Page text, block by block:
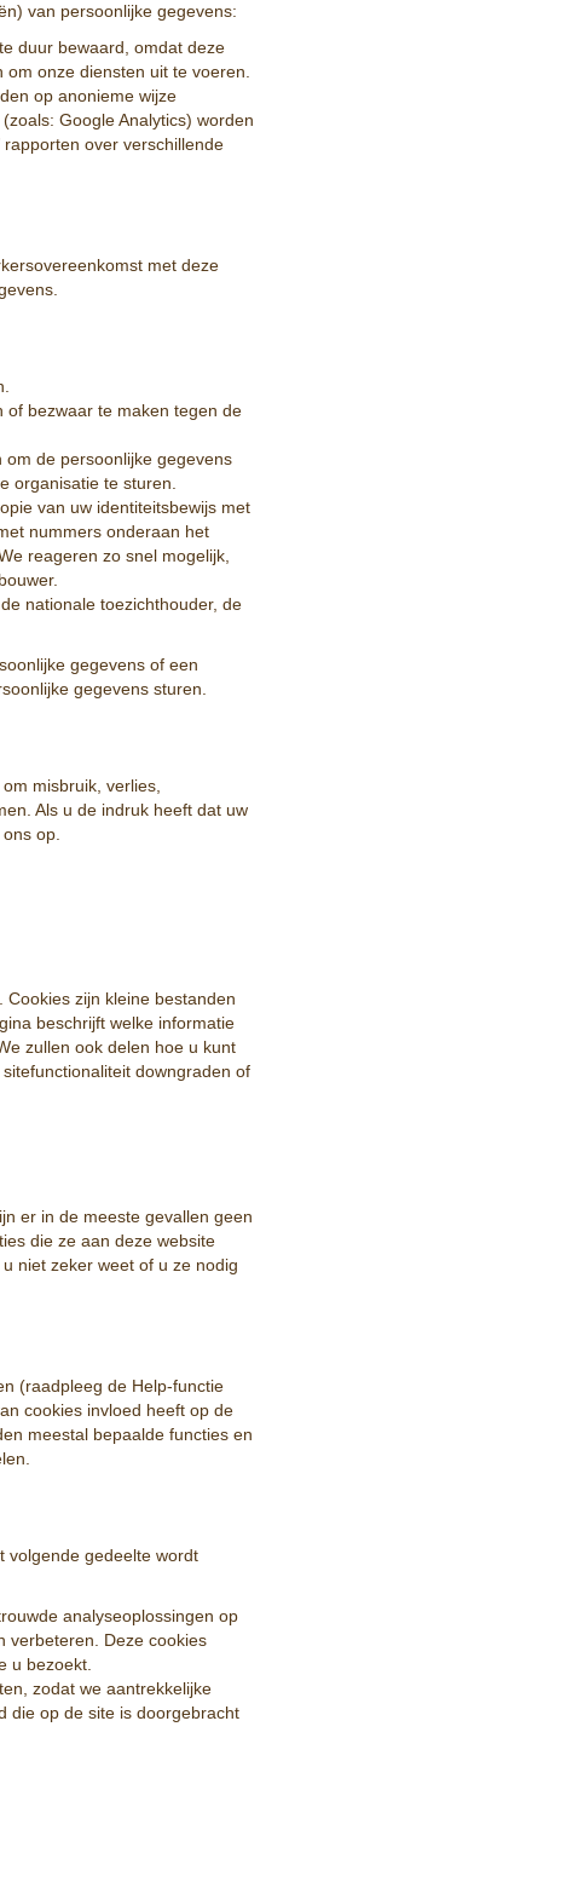
van persoonlijke gegevens:
duur bewaard, omdat deze
onze diensten uit te voeren.
op anonieme wijze
Google Analytics) worden
over verschillende
met deze
of bezwaar te maken tegen de
de persoonlijke gegevens
organisatie te sturen.
van uw identiteitsbewijs met
nummers onderaan het
reageren zo snel mogelijk,
nationale toezichthouder, de
gegevens of een
gegevens sturen.
misbruik, verlies,
Als u de indruk heeft dat uw
op.
zijn kleine bestanden
beschrijft welke informatie
zullen ook delen hoe u kunt
downgraden of
er in de meeste gevallen geen
die ze aan deze website
niet zeker weet of u ze nodig
(raadpleeg de Help-functie
cookies invloed heeft op de
meestal bepaalde functies en
volgende gedeelte wordt
analyseoplossingen op
verbeteren. Deze cookies
u bezoekt.
zodat we aantrekkelijke
die op de site is doorgebracht